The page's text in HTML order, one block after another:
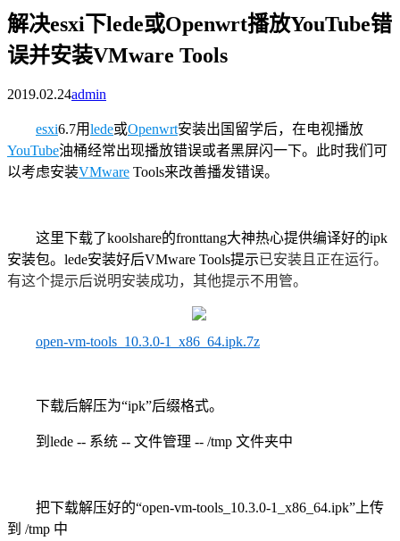
解决esxi下lede或Openwrt播放YouTube错
误并安装VMware Tools
2019.02.24admin
esxi6.7用lede或Openwrt安装出国留学后，在电视播放
YouTube油桶经常出现播放错误或者黑屏闪一下。此时我们可
以考虑安装VMware Tools来改善播发错误。
这里下载了koolshare的fronttang大神热心提供编译好的ipk
安装包。lede安装好后VMware Tools提示已安装且正在运行。
有这个提示后说明安装成功，其他提示不用管。
open-vm-tools_10.3.0-1_x86_64.ipk.7z
下载后解压为“ipk”后缀格式。
到lede -- 系统 -- 文件管理 -- /tmp 文件夹中
把下载解压好的“open-vm-tools_10.3.0-1_x86_64.ipk”上传
到 /tmp 中